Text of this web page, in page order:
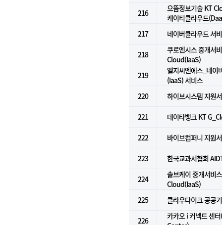
216
으뜸정보기술 KT
케이티클라우드
217
네이버클라우드 서
218
쿠로엔시스 중개서
Cloud(IaaS)
219
엘지씨엔에스_네이
(IaaS) 서비스
220
하이브시스템 지원
221 데이타뱅크 KT
222 바이브컴퍼니 지원
223 한국교과서협회
224
솔브케이 중개서비
Cloud(IaaS)
225
클라우다이크 공공
226
카카오 i 커넥트 센